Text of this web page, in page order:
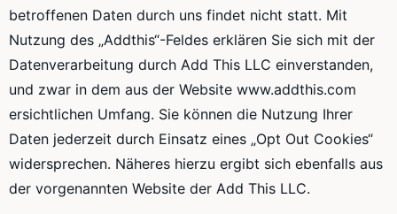
betroffenen Daten durch uns findet nicht statt. Mit
Nutzung des „Addthis“-Feldes erklären Sie sich mit der
Datenverarbeitung durch Add This LLC einverstanden,
und zwar in dem aus der Website www.addthis.com
ersichtlichen Umfang. Sie können die Nutzung Ihrer
Daten jederzeit durch Einsatz eines „Opt Out Cookies“
widersprechen. Näheres hierzu ergibt sich ebenfalls aus
der vorgenannten Website der Add This LLC.